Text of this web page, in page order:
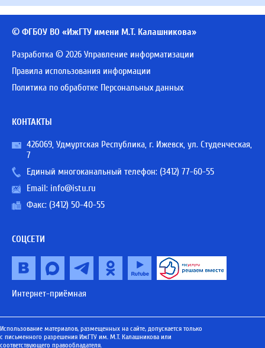
© ФГБОУ ВО «ИжГТУ имени М.Т. Калашникова»
Разработка © 2026 Управление информатизации
Правила использования информации
Политика по обработке Персональных данных
КОНТАКТЫ
426069, Удмуртская Республика, г. Ижевск, ул. Студенческая,
7
Единый многоканальный телефон: (3412) 77-60-55
Email: info@istu.ru
Факс: (3412) 50-40-55
СОЦСЕТИ
Интернет-приёмная
Использование материалов, размещенных на сайте, допускается только
с письменного разрешения ИжГТУ им. М.Т. Калашникова или
соответствующего правообладателя.